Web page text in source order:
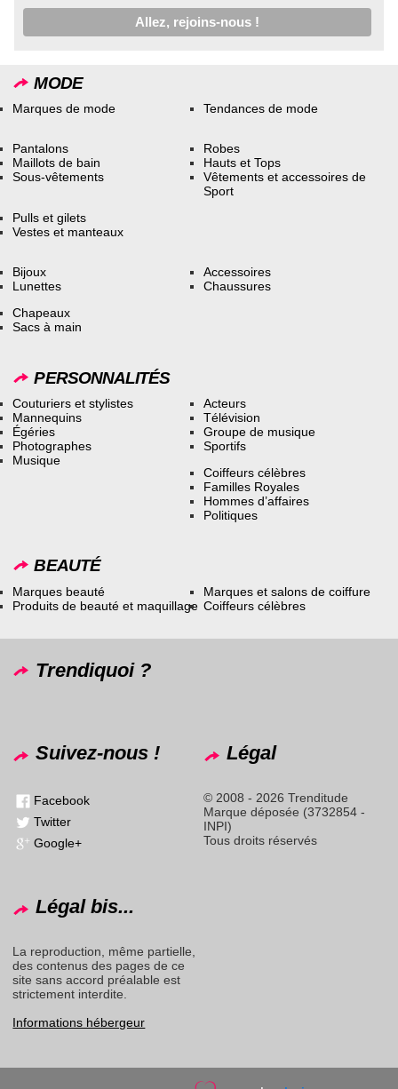
MODE
Marques de mode Tendances de mode
Pantalons
Maillots de bain
Sous-vêtements
Robes
Hauts et Tops
Vêtements et accessoires de
Sport
Pulls et gilets
Vestes et manteaux
Bijoux
Lunettes
Accessoires
Chaussures
Chapeaux
Sacs à main
PERSONNALITÉS
Couturiers et stylistes
Mannequins
Égéries
Photographes
Musique
Acteurs
Télévision
Groupe de musique
Sportifs
Coiffeurs célèbres
Familles Royales
Hommes d’affaires
Politiques
BEAUTÉ
Marques beauté
Produits de beauté et maquillage
Marques et salons de coiffure
Coiffeurs célèbres
Trendiquoi ?
Suivez-nous !
Facebook
Twitter
Google+
Légal
© 2008 - 2026 Trenditude
Marque déposée (3732854 -
INPI)
Tous droits réservés
Légal bis...
La reproduction, même partielle,
des contenus des pages de ce
site sans accord préalable est
strictement interdite.
Informations hébergeur